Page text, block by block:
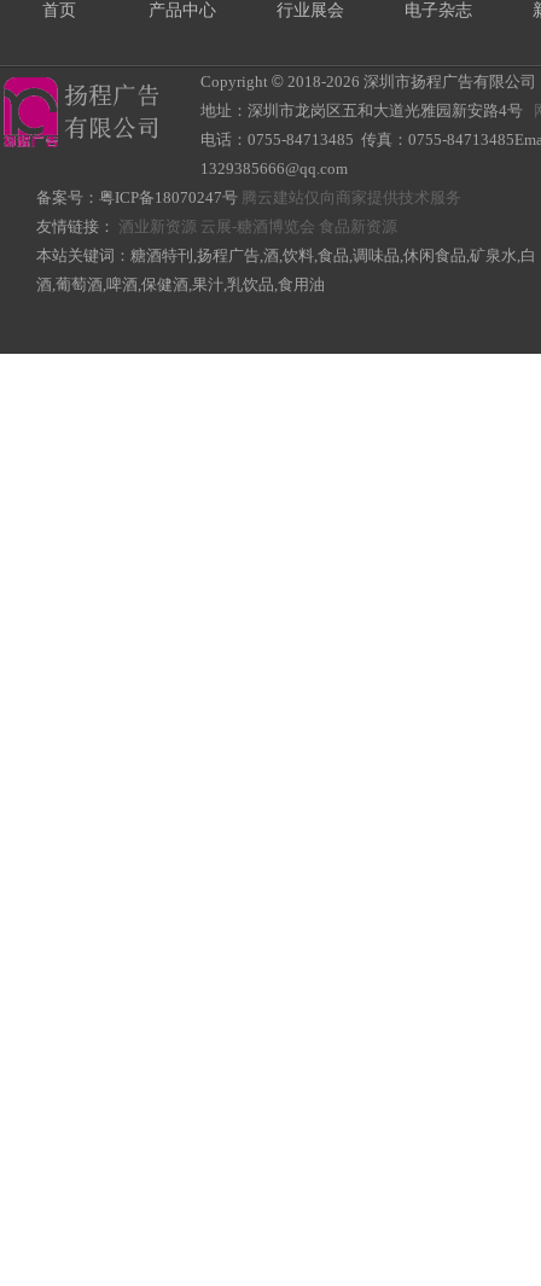
首页 产品中心 行业展会 电子杂志
Copyright © 2018-2026 深圳市扬程广告有限公
地址：深圳市龙岗区五和大道光雅园新安路4号
电话：0755-84713485 传真：0755-
1329385666@qq.com
备案号： 粤ICP备18070247号 腾云建站仅向商家提供技术服务
友情链接： 酒业新资源 云展-糖酒博览会 食品新资源
本站关键词：糖酒特刊,扬程广告,酒,饮料,食品,调味品,休闲食品,矿泉水,白
酒,葡萄酒,啤酒,保健酒,果汁,乳饮品,食用油